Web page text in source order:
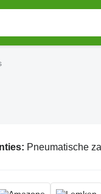
Pneumatische